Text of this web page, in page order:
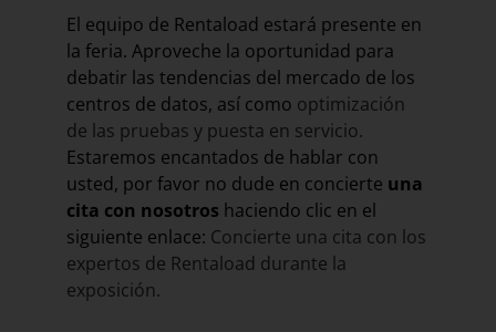
El equipo de Rentaload estará presente en
la feria. Aproveche la oportunidad para
debatir las tendencias del mercado de los
centros de datos, así como optimización
de las pruebas y puesta en servicio.
Estaremos encantados de hablar con
usted, por favor no dude en concierte una
cita con nosotros haciendo clic en el
siguiente enlace: Concierte una cita con los
expertos de Rentaload durante la
exposición.